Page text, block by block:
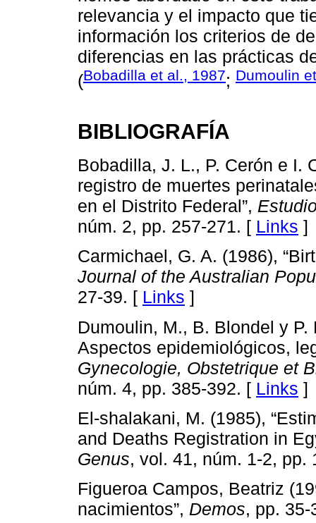
relevancia y el impacto que
información los criterios de
diferencias en las prácticas
(Bobadilla et al., 1987; Dumoulin
BIBLIOGRAFÍA
Bobadilla, J. L., P. Cerón e I.
registro de muertes
en el Distrito Federal”,
núm. 2, pp. 257-271. [ Links ]
Carmichael, G. A. (1986),
Journal of the Australian
27-39. [ Links ]
Dumoulin, M., B. Blondel y P.
Aspectos epidemiológicos,
Gynecologie, Obstetrique et
núm. 4, pp. 385-392. [ Links ]
El-shalakani, M. (1985),
and Deaths Registration in
Genus, vol. 41, núm. 1-2, pp.
Figueroa Campos, Beatriz
nacimientos”, Demos, pp.